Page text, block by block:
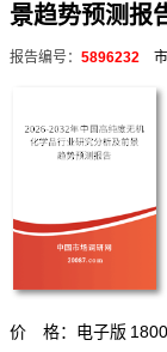
景趋势预测报
报告编号： 5896232
价 格：电子版